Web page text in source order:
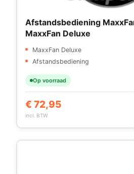
Afstandsbediening
MaxxFan Deluxe
MaxxFan Deluxe
Afstandsbediening
Op voorraad
€ 72,95
incl. BTW